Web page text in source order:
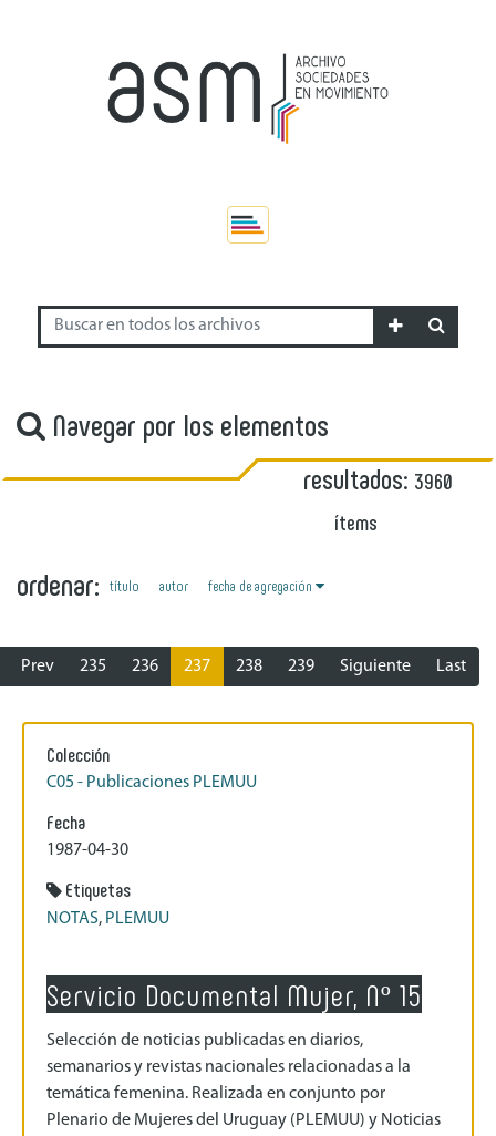
Navegar por los elementos
resultados: 3960
ítems
ordenar: título autor fecha de agregación
Prev 235 236 237 238 239 Siguiente Last
Colección
C05 - Publicaciones PLEMUU
Fecha
1987-04-30
Etiquetas
NOTAS, PLEMUU
Servicio Documental Mujer, Nº 15
Selección de noticias publicadas en diarios,
semanarios y revistas nacionales relacionadas a la
temática femenina. Realizada en conjunto por
Plenario de Mujeres del Uruguay (PLEMUU) y Noticias